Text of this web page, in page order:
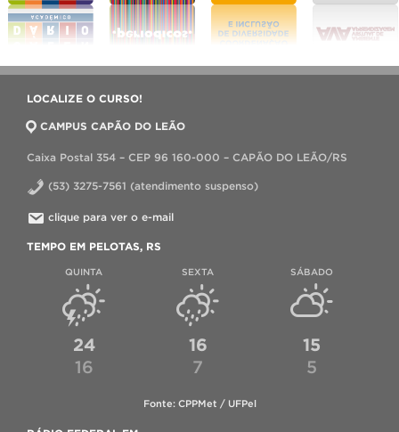
LOCALIZE O CURSO!
CAMPUS CAPÃO DO LEÃO
Caixa Postal 354 – CEP 96 160-000 – CAPÃO DO LEÃO/RS
(53) 3275-7561 (atendimento suspenso)
clique para ver o e-mail
TEMPO EM PELOTAS, RS
QUINTA
24
16
SEXTA
16
7
SÁBADO
15
5
Fonte: CPPMet / UFPel